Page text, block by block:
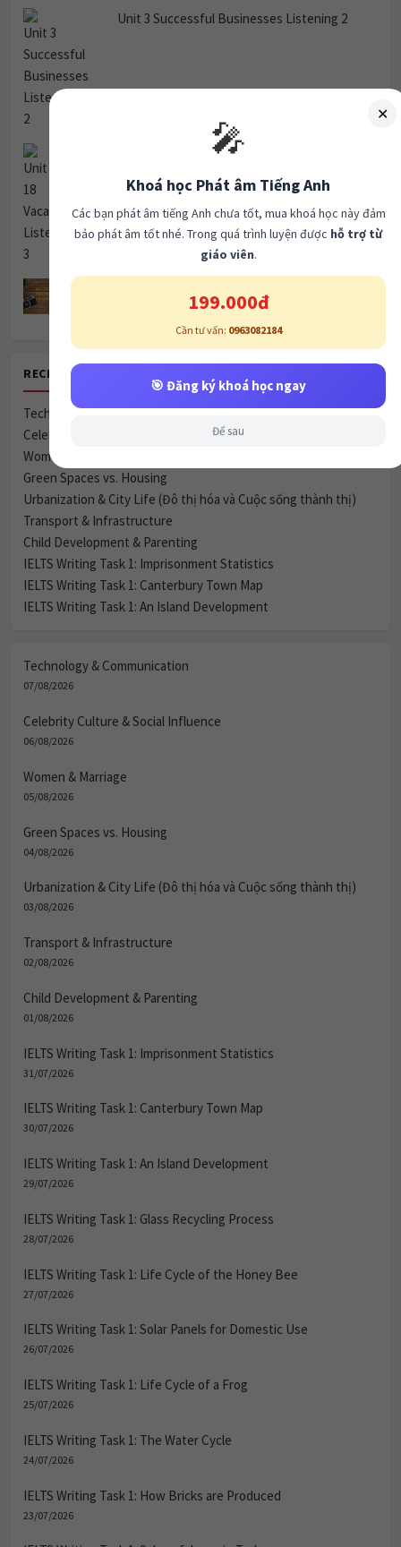
Unit 3 Successful Businesses Listening 2
Unit 18 Vacations Listening 3
RECENT POSTS
Technology & Communication
Celebrity Culture & Social Influence
Women & Marriage
Green Spaces vs. Housing
Urbanization & City Life (Đô thị hóa và Cuộc sống thành thị)
Transport & Infrastructure
Child Development & Parenting
IELTS Writing Task 1: Imprisonment Statistics
IELTS Writing Task 1: Canterbury Town Map
IELTS Writing Task 1: An Island Development
Technology & Communication
07/08/2026
Celebrity Culture & Social Influence
06/08/2026
Women & Marriage
05/08/2026
Green Spaces vs. Housing
04/08/2026
Urbanization & City Life (Đô thị hóa và Cuộc sống thành thị)
03/08/2026
Transport & Infrastructure
02/08/2026
Child Development & Parenting
01/08/2026
IELTS Writing Task 1: Imprisonment Statistics
31/07/2026
IELTS Writing Task 1: Canterbury Town Map
30/07/2026
IELTS Writing Task 1: An Island Development
29/07/2026
IELTS Writing Task 1: Glass Recycling Process
28/07/2026
IELTS Writing Task 1: Life Cycle of the Honey Bee
27/07/2026
IELTS Writing Task 1: Solar Panels for Domestic Use
26/07/2026
IELTS Writing Task 1: Life Cycle of a Frog
25/07/2026
IELTS Writing Task 1: The Water Cycle
24/07/2026
IELTS Writing Task 1: How Bricks are Produced
23/07/2026
✕
🎤
Khoá học Phát âm Tiếng Anh
Các bạn phát âm tiếng Anh chưa tốt, mua khoá học này đảm
bảo phát âm tốt nhé. Trong quá trình luyện được hỗ trợ từ
giáo viên.
199.000đ
Cần tư vấn: 0963082184
🎯 Đăng ký khoá học ngay
Để sau